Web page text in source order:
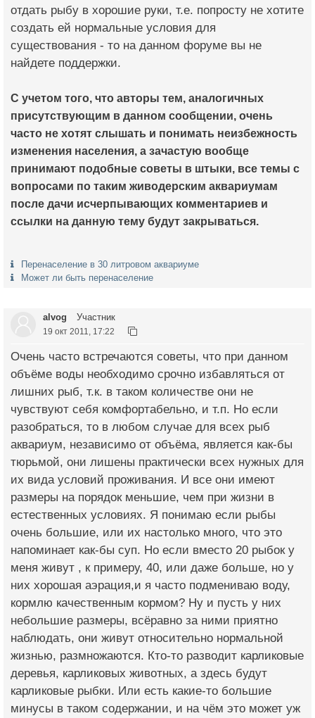
отдать рыбу в хорошие руки, т.е. попросту не хотите
создать ей нормальные условия для
существования - то на данном форуме вы не
найдете поддержки.
С учетом того, что авторы тем, аналогичных
присутствующим в данном сообщении, очень
часто не хотят слышать и понимать неизбежность
изменения населения, а зачастую вообще
принимают подобные советы в штыки, все темы с
вопросами по таким живодерским аквариумам
после дачи исчерпывающих комментариев и
ссылки на данную тему будут закрываться.
Перенаселение в 30 литровом аквариуме
Может ли быть перенаселение
alvog Участник
19 окт 2011, 17:22
Очень часто встречаются советы, что при данном
объёме воды необходимо срочно избавляться от
лишних рыб, т.к. в таком количестве они не
чувствуют себя комфортабельно, и т.п. Но если
разобраться, то в любом случае для всех рыб
аквариум, независимо от объёма, является как-бы
тюрьмой, они лишены практически всех нужных для
их вида условий проживания. И все они имеют
размеры на порядок меньшие, чем при жизни в
естественных условиях. Я понимаю если рыбы
очень большие, или их настолько много, что это
напоминает как-бы суп. Но если вместо 20 рыбок у
меня живут , к примеру, 40, или даже больше, но у
них хорошая аэрация,и я часто подмениваю воду,
кормлю качественным кормом? Ну и пусть у них
небольшие размеры, всёравно за ними приятно
наблюдать, они живут относительно нормальной
жизнью, размножаются. Кто-то разводит карликовые
деревья, карликовых животных, а здесь будут
карликовые рыбки. Или есть какие-то большие
минусы в таком содержании, и на чём это может уж